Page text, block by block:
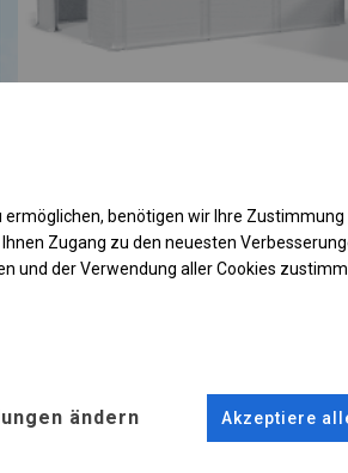
Plane
KONSTRUKTION
benötigen wir Ihre
Zugang zu den neuesten
und der Verwendung aller Cookies
ändern Akzeptiere